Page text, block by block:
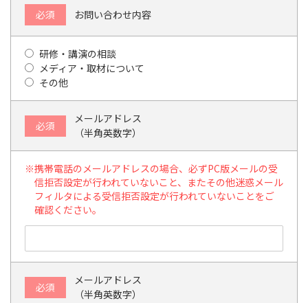
必須 お問い合わせ内容
研修・講演の相談
メディア・取材について
その他
必須
メールアドレス
（半角英数字）
携帯電話のメールアドレスの場合、必ずPC版メールの受
信拒否設定が行われていないこと、またその他迷惑メール
フィルタによる受信拒否設定が行われていないことをご
確認ください。
必須
メールアドレス
（半角英数字）